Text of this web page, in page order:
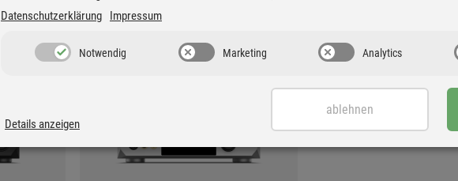
TOP
Datenschutzerklärung Impressum
Notwendig Marketing Analytics
Details anzeigen
ablehnen